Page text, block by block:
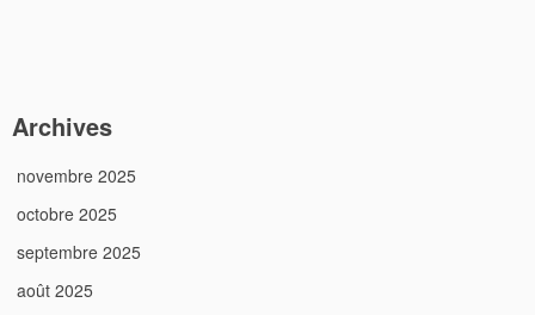
Archives
novembre 2025
octobre 2025
septembre 2025
août 2025